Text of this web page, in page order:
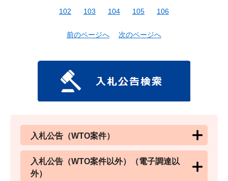
102
103 104 105 106
前のページへ 次のページへ
入札公告（WTO案件）
入札公告（WTO案件以外）（電子調達以
外）